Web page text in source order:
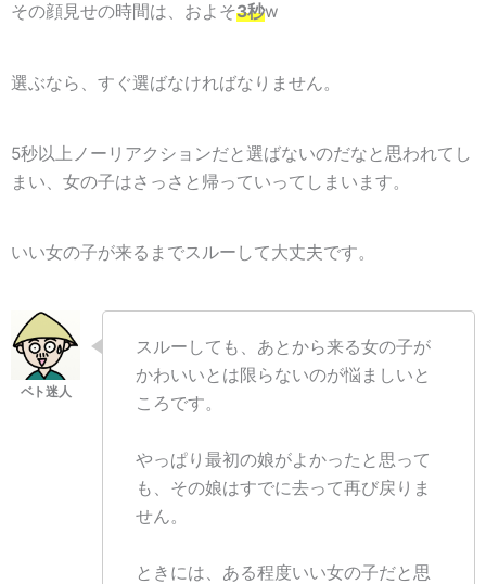
その顔見せの時間は、およそ3秒w
選ぶなら、すぐ選ばなければなりません。
5秒以上ノーリアクションだと選ばないのだなと思われてし
まい、女の子はさっさと帰っていってしまいます。
いい女の子が来るまでスルーして大丈夫です。
スルーしても、あとから来る女の子が
かわいいとは限らないのが悩ましいと
ころです。
やっぱり最初の娘がよかったと思って
も、その娘はすでに去って再び戻りま
せん。
ときには、ある程度いい女の子だと思